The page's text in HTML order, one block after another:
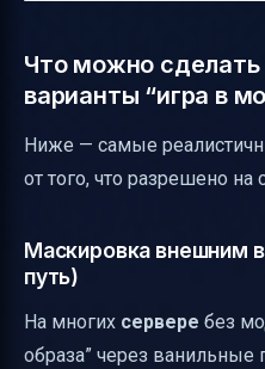
Что можно сделать
варианты “игра в
Ниже — самые
от того, что разрешено на
Маскировка внешним
путь)
На многих сервере без
образа” через